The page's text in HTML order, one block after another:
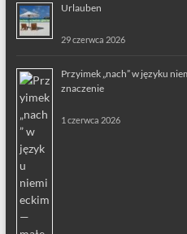
Urlauben
29 czerwca 2026
Przyimek „nach” w języku
znaczenie
1 czerwca 2026